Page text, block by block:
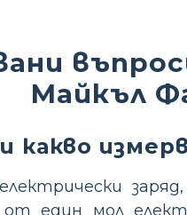
Майкъл
какво
от един мол